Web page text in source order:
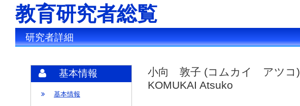
教育研究者総覧
研究者詳細
基本情報
基本情報
小向 敦子 (コムカイ アツコ)
KOMUKAI Atsuko